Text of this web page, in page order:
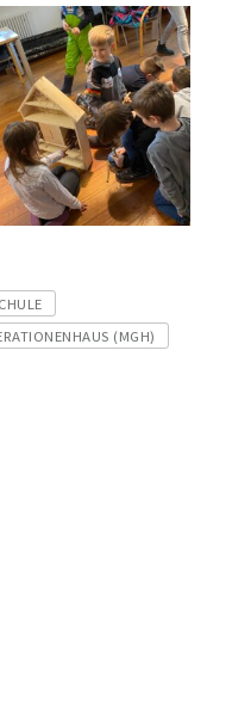
(MGH)